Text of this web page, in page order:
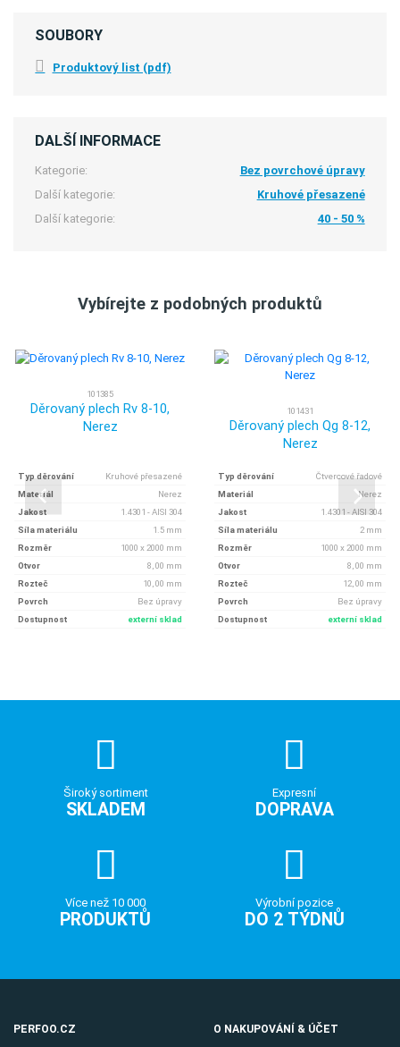
SOUBORY
Produktový list (pdf)
DALŠÍ INFORMACE
Kategorie:
Bez povrchové úpravy
Další kategorie:
Kruhové přesazené
Další kategorie:
40 - 50 %
Vybírejte z podobných produktů
101385
Děrovaný plech Rv 8-10,
Nerez
Typ děrování
Kruhové přesazené
Materiál
Nerez
Jakost
1.4301 - AISI 304
Síla materiálu
1.5 mm
Rozměr
1000 x 2000 mm
Otvor
8, 00 mm
Rozteč
10, 00 mm
Povrch
Bez úpravy
Dostupnost
externí sklad
101431
Děrovaný plech Qg 8-12,
Nerez
Typ děrování
Čtvercové řadové
Materiál
Nerez
Jakost
1.4301 - AISI 304
Síla materiálu
2 mm
Rozměr
1000 x 2000 mm
Otvor
8, 00 mm
Rozteč
12, 00 mm
Povrch
Bez úpravy
Dostupnost
externí sklad
Široký sortiment
SKLADEM
Expresní
DOPRAVA
Více než 10 000
PRODUKTŮ
Výrobní pozice
DO 2 TÝDNŮ
PERFOO.CZ O NAKUPOVÁNÍ & ÚČET